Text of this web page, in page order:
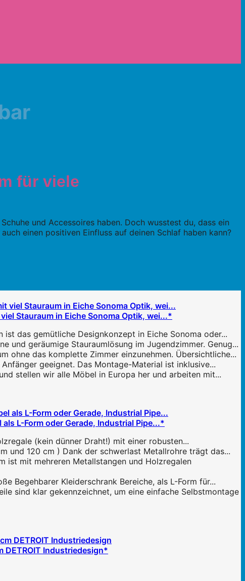
für viele
und Accessoires haben. Doch wusstest du, dass ein
einen positiven Einfluss auf deinen Schlaf haben kann?
Stauraum in Eiche Sonoma Optik, wei...*
ist das gemütliche Designkonzept in Eiche Sonoma oder...
und geräumige Stauraumlösung im Jugendzimmer. Genug...
ohne das komplette Zimmer einzunehmen. Übersichtliche...
geeignet. Das Montage-Material ist inklusive...
stellen wir alle Möbel in Europa her und arbeiten mit...
L-Form oder Gerade, Industrial Pipe...*
(kein dünner Draht!) mit einer robusten...
und 120 cm ) Dank der schwerlast Metallrohre trägt das...
ist mit mehreren Metallstangen und Holzregalen
Begehbarer Kleiderschrank Bereiche, als L-Form für...
sind klar gekennzeichnet, um eine einfache Selbstmontage
DETROIT Industriedesign*